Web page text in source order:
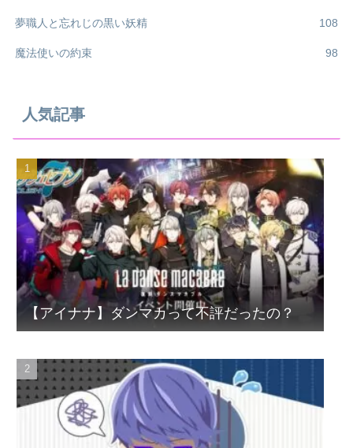
夢職人と忘れじの黒い妖精 108
魔法使いの約束 98
人気記事
【アイナナ】ダンマカって不評だったの？